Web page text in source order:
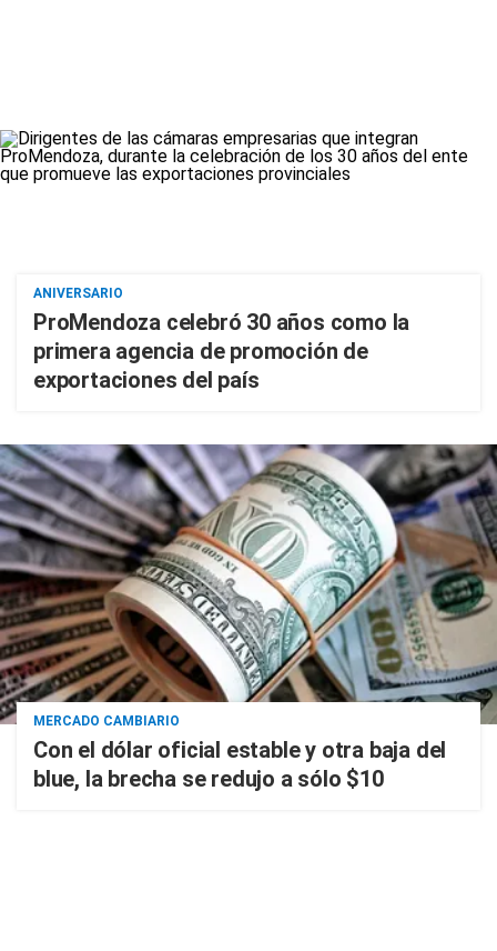
ANIVERSARIO
ProMendoza celebró 30 años como la
primera agencia de promoción de
exportaciones del país
MERCADO CAMBIARIO
Con el dólar oficial estable y otra baja del
blue, la brecha se redujo a sólo $10